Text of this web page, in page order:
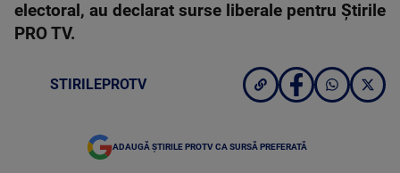
electoral, au declarat surse liberale pentru Știrile
PRO TV.
STIRILEPROTV
ADAUGĂ ȘTIRILE PROTV CA SURSĂ PREFERATĂ